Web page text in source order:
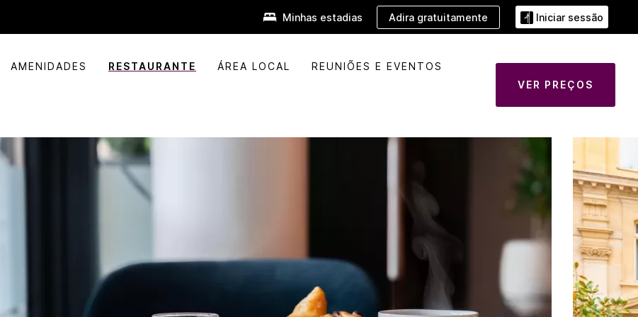
Minhas estadias Adira gratuitamente Iniciar sessão
AMENIDADES RESTAURANTE ÁREA LOCAL REUNIÕES E EVENTOS
VER PREÇOS